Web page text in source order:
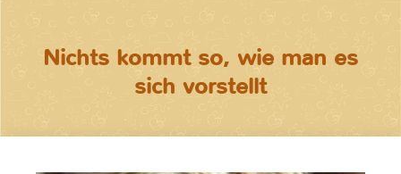
Nichts kommt so, wie man es
sich vorstellt